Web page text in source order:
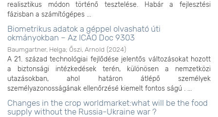
realisztikus módon történő tesztelése. Habár a fejlesztési
fázisban a számítógépes ...
Biometrikus adatok a géppel olvasható úti
okmányokban – Az ICAO Doc 9303
Baumgartner, Helga; Őszi, Arnold (2024)
A 21. század technológiai fejlődése jelentős változásokat hozott
a biztonsági intézkedések terén, különösen a nemzetközi
utazásokban, ahol határon átlépő személyek
személyazonosságának ellenőrzésé kiemelt fontos ságú . ...
Changes in the crop worldmarket:what will be the food
supply without the Russia-Ukraine war ?